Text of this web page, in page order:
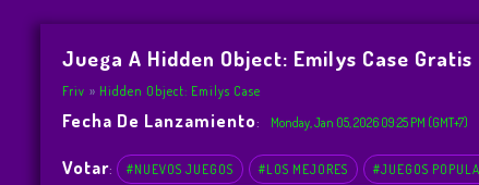
Juega A Hidden Object: Emilys Case Gratis
Friv Hidden Object: Emilys Case
Fecha De Lanzamiento: Monday, Jan 05, 2026 09:25 PM (GMT+7)
Votar: #NUEVOS JUEGOS #LOS MEJORES #JUEGOS